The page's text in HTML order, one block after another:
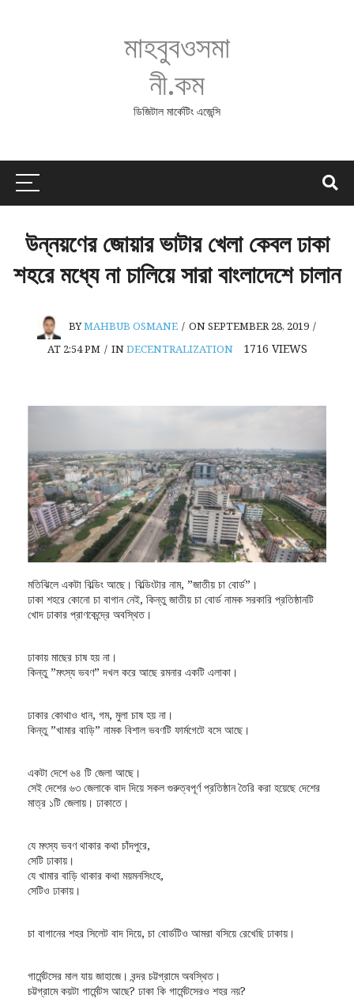
মাহবুবওসমা
নী.কম
ডিজিটাল মার্কেটিং এজেন্সি
উন্নয়ণের জোয়ার ভাটার খেলা কেবল ঢাকা
শহরে মধ্যে না চালিয়ে সারা বাংলাদেশে চালান
BYMAHBUB OSMANE / ON SEPTEMBER 28, 2019 /
AT 2:54 PM / INDECENTRALIZATION 1716 VIEWS
মতিঝিলে একটা বিল্ডিং আছে। বিল্ডিংটার নাম, ”জাতীয় চা বোর্ড”।
ঢাকা শহরে কোনো চা বাগান নেই, কিন্তু জাতীয় চা বোর্ড নামক সরকারি প্রতিষ্ঠানটি
খোদ ঢাকার প্রাণকেন্দ্রে অবস্থিত।
ঢাকায় মাছের চাষ হয় না।
কিন্তু ”মৎস্য ভবণ” দখল করে আছে রমনার একটি এলাকা।
ঢাকার কোথাও ধান, গম, মুলা চাষ হয় না।
কিন্তু ”খামার বাড়ি” নামক বিশাল ভবণটি ফার্মগেটে বসে আছে।
একটা দেশে ৬৪ টি জেলা আছে।
সেই দেশের ৬৩ জেলাকে বাদ দিয়ে সকল গুরুত্বপূর্ণ প্রতিষ্ঠান তৈরি করা হয়েছে দেশের
মাত্র ১টি জেলায়। ঢাকাতে।
যে মৎস্য ভবণ থাকার কথা চাঁদপুরে,
সেটি ঢাকায়।
যে খামার বাড়ি থাকার কথা ময়মনসিংহে,
সেটিও ঢাকায়।
চা বাগানের শহর সিলেট বাদ দিয়ে, চা বোর্ডটিও আমরা বসিয়ে রেখেছি ঢাকায়।
গার্মেন্টসের মাল যায় জাহাজে। বন্দর চট্টগ্রামে অবস্থিত।
চট্টগ্রামে কয়টা গার্মেন্টস আছে? ঢাকা কি গার্মেন্টসেরও শহর নয়?